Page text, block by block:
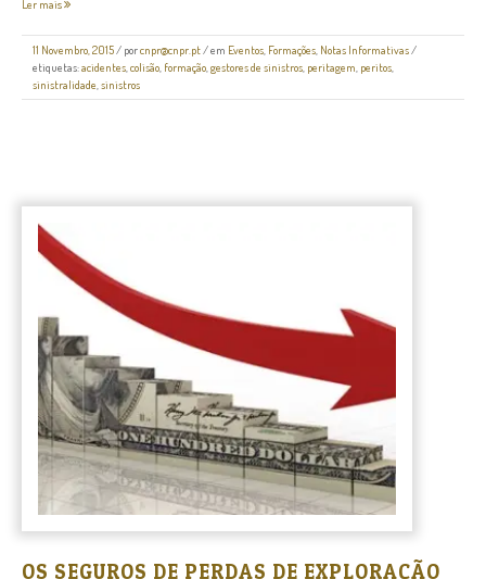
Ler mais
11 Novembro, 2015/ porcnpr@cnpr.pt/ em Eventos, Formações, Notas Informativas/
etiquetas:acidentes,colisão, formação,gestores de sinistros, peritagem, peritos,
sinistralidade,sinistros
OS SEGUROS DE PERDAS DE EXPLORAÇÃO